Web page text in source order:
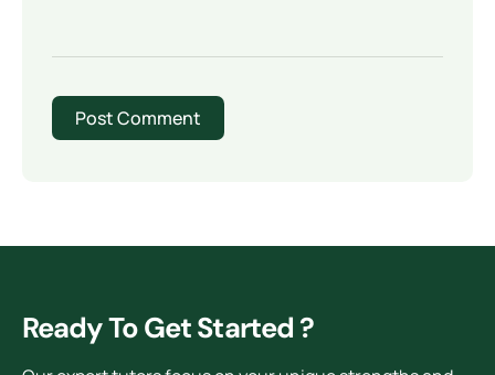
Ready To Get Started ?